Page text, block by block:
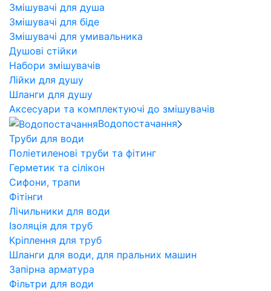
Змішувачі для душа
Змішувачі для біде
Змішувачі для умивальника
Душові стійки
Набори змішувачів
Лійки для душу
Шланги для душу
Аксесуари та комплектуючі до змішувачів
Водопостачання
Труби для води
Поліетиленові труби та фітинг
Герметик та сілікон
Сифони, трапи
Фітінги
Лічильники для води
Ізоляція для труб
Кріплення для труб
Шланги для води, для пральних машин
Запірна арматура
Фільтри для води